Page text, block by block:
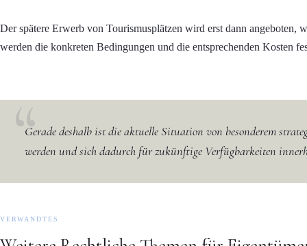
Der spätere Erwerb von Tourismusplätzen wird erst dann angeboten,
werden die konkreten Bedingungen und die entsprechenden Kosten
Gerade deshalb ist die aktuelle Situation von besonderem
werden und sich dadurch für zukünftige Verfügbarkeiten
VERWANDTES